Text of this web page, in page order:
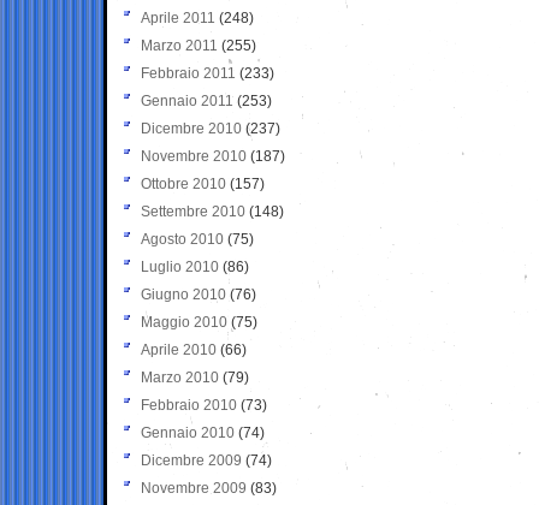
Aprile 2011 (248)
Marzo 2011 (255)
Febbraio 2011 (233)
Gennaio 2011 (253)
Dicembre 2010 (237)
Novembre 2010 (187)
Ottobre 2010 (157)
Settembre 2010 (148)
Agosto 2010 (75)
Luglio 2010 (86)
Giugno 2010 (76)
Maggio 2010 (75)
Aprile 2010 (66)
Marzo 2010 (79)
Febbraio 2010 (73)
Gennaio 2010 (74)
Dicembre 2009 (74)
Novembre 2009 (83)